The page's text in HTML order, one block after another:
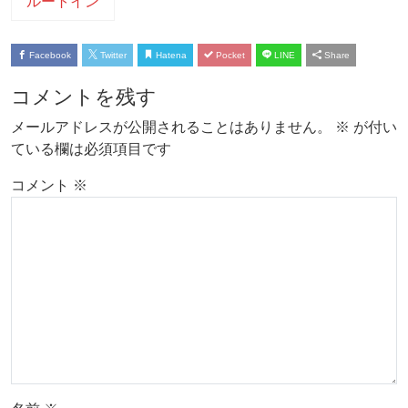
Facebook Twitter Hatena Pocket LINE Share
コメントを残す
メールアドレスが公開されることはありません。 ※ が付い
ている欄は必須項目です
コメント ※